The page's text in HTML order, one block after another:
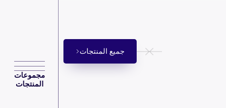
مجموعات
المنتجات
جميع المنتجات